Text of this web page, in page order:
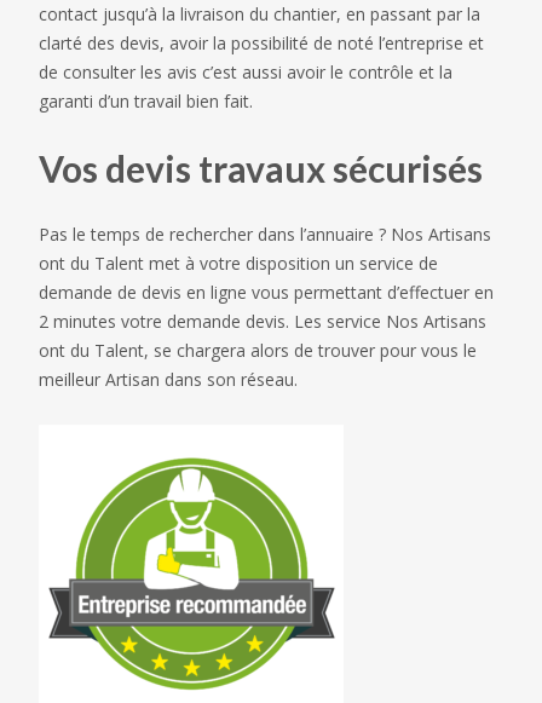
contact jusqu’à la livraison du chantier, en passant par la
clarté des devis, avoir la possibilité de noté l’entreprise et
de consulter les avis c’est aussi avoir le contrôle et la
garanti d’un travail bien fait.
Vos devis travaux sécurisés
Pas le temps de rechercher dans l’annuaire ? Nos Artisans
ont du Talent met à votre disposition un service de
demande de devis en ligne vous permettant d’effectuer en
2 minutes votre demande devis. Les service Nos Artisans
ont du Talent, se chargera alors de trouver pour vous le
meilleur Artisan dans son réseau.